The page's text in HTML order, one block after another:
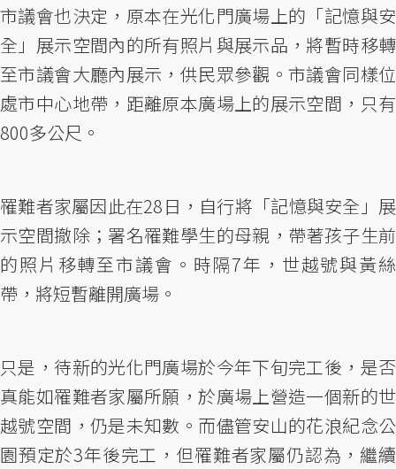
市議會也決定，原本在光化門廣場上的「記憶與安
全」展示空間內的所有照片與展示品，將暫時移轉
至市議會大廳內展示，供民眾參觀。市議會同樣位
處市中心地帶，距離原本廣場上的展示空間，只有
800多公尺。
罹難者家屬因此在28日，自行將「記憶與安全」展
示空間撤除；署名罹難學生的母親，帶著孩子生前
的照片移轉至市議會。時隔7年，世越號與黃絲
帶，將短暫離開廣場。
只是，待新的光化門廣場於今年下旬完工後，是否
真能如罹難者家屬所願，於廣場上營造一個新的世
越號空間，仍是未知數。而儘管安山的花浪紀念公
園預定於3年後完工，但罹難者家屬仍認為，繼續